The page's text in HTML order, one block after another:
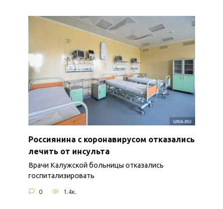
Россиянина с коронавирусом отказались
лечить от инсульта
Врачи Калужской больницы отказались
госпитализировать
0 1.4к.